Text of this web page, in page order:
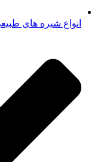
انواع شیره های